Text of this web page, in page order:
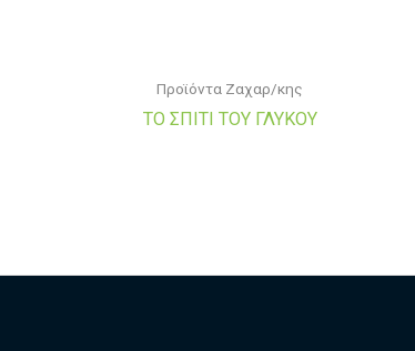
Προϊόντα Ζαχαρ/κης
ΤΟ ΣΠΙΤΙ ΤΟΥ ΓΛΥΚΟΥ